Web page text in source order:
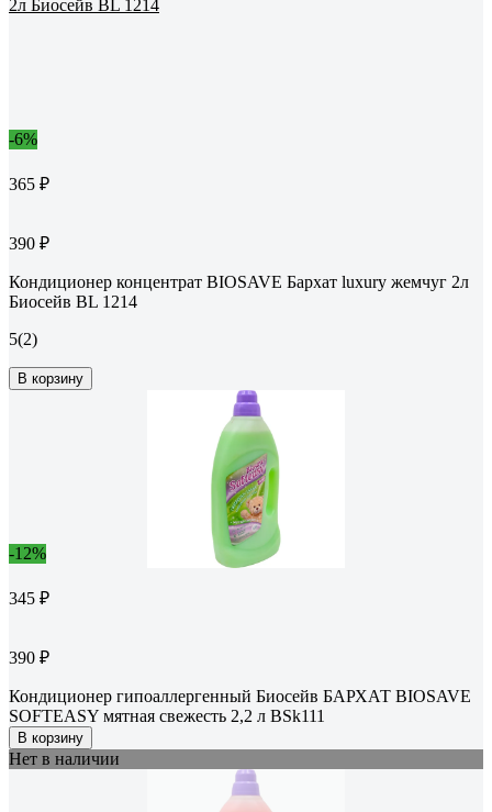
-6%
365 ₽
390 ₽
Кондиционер концентрат BIOSAVE Бархат luxury жемчуг 2л
Биосейв BL 1214
5(2)
В корзину
-12%
345 ₽
390 ₽
Кондиционер гипоаллергенный Биосейв БАРХАТ BIOSAVE
SOFTEASY мятная свежесть 2,2 л BSk111
В корзину
Нет в наличии